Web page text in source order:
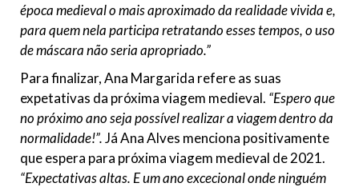
época medieval o mais aproximado da realidade vivida e,
para quem nela participa retratando esses tempos, o uso
de máscara não seria apropriado.”
Para finalizar, Ana Margarida refere as suas
expetativas da próxima viagem medieval. “Espero que
no próximo ano seja possível realizar a viagem dentro da
normalidade!”.Já Ana Alves menciona positivamente
que espera para próxima viagem medieval de 2021.
“Expectativas altas. E um ano excecional onde ninguém